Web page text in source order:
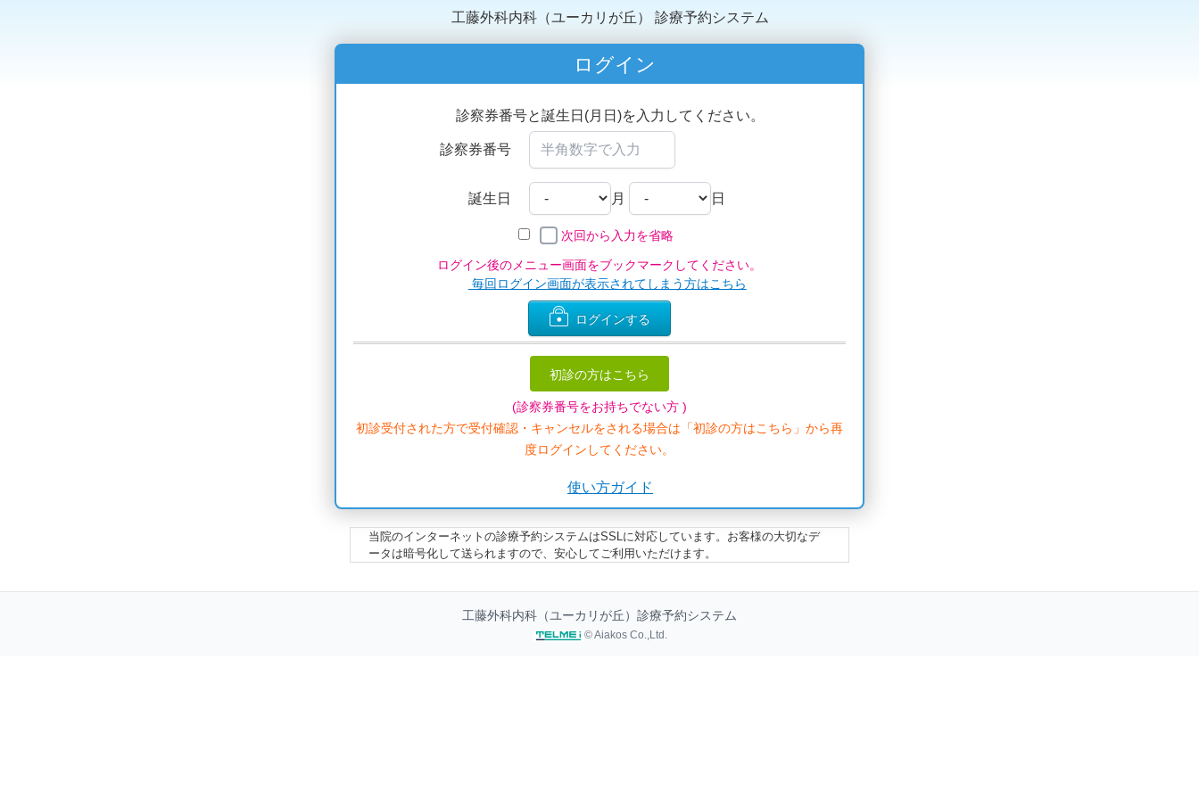
工藤外科内科（ユーカリが丘） 診療予約システム
ログイン
診察券番号と誕生日(月日)を入力してください。
診察券番号
誕生日 月 日
次回から入力を省略
ログイン後のメニュー画面をブックマークしてください。
毎回ログイン画面が表示されてしまう方はこちら
ログインする
初診の方はこちら
(診察券番号をお持ちでない方 )
初診受付された方で受付確認・キャンセルをされる場合は「初診の方はこちら」から再
度ログインしてください。
使い方ガイド
当院のインターネットの診療予約システムはSSLに対応しています。お客様の大切なデ
ータは暗号化して送られますので、安心してご利用いただけます。
工藤外科内科（ユーカリが丘）診療予約システム
© Aiakos Co.,Ltd.